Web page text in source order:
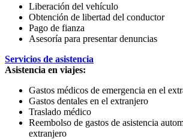
Liberación del vehículo
Obtención de libertad del conductor
Pago de fianza
Asesoría para presentar denuncias
Servicios de asistencia
Asistencia en viajes:
Gastos médicos de emergencia en el
Gastos dentales en el extranjero
Traslado médico
Reembolso de gastos de asistencia
extranjero